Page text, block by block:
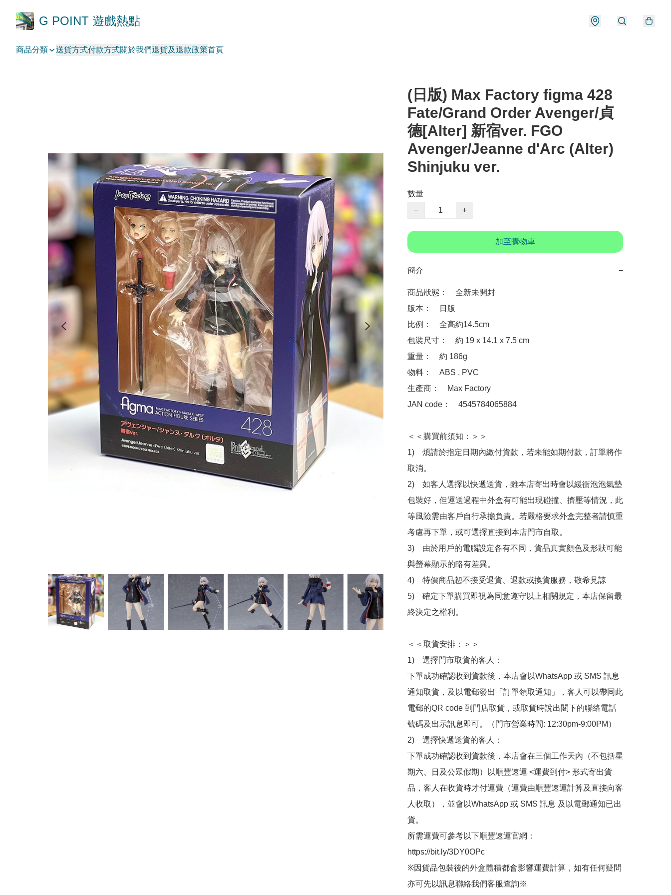
G POINT 遊戲熱點
商品分類 送貨方式付款方式關於我們退貨及退款政策首頁
(日版) Max Factory figma 428
Fate/Grand Order Avenger/貞
德[Alter] 新宿ver. FGO
Avenger/Jeanne d'Arc (Alter)
Shinjuku ver.
數量
−
+
加至購物車
簡介 −
商品狀態：　全新未開封
版本：　日版
比例：　全高約14.5cm
包裝尺寸：　約 19 x 14.1 x 7.5 cm
重量：　約 186g
物料：　ABS , PVC
生產商：　Max Factory
JAN code：　4545784065884
＜＜購買前須知：＞＞
1)　煩請於指定日期內繳付貨款，若未能如期付款，訂單將作
取消。
2)　如客人選擇以快遞送貨，雖本店寄出時會以緩衝泡泡氣墊
包裝好，但運送過程中外盒有可能出現碰撞、擠壓等情況，此
等風險需由客戶自行承擔負責。若嚴格要求外盒完整者請慎重
考慮再下單，或可選擇直接到本店門市自取。
3)　由於用戶的電腦設定各有不同，貨品真實顏色及形狀可能
與螢幕顯示的略有差異。
4)　特價商品恕不接受退貨、退款或換貨服務，敬希見諒
5)　確定下單購買即視為同意遵守以上相關規定，本店保留最
終決定之權利。
＜＜取貨安排：＞＞
1)　選擇門市取貨的客人：
下單成功確認收到貨款後，本店會以WhatsApp 或 SMS 訊息
通知取貨，及以電郵發出「訂單領取通知」，客人可以帶同此
電郵的QR code 到門店取貨，或取貨時說出閣下的聯絡電話
號碼及出示訊息即可。（門市營業時間: 12:30pm-9:00PM）
2)　選擇快遞送貨的客人：
下單成功確認收到貨款後，本店會在三個工作天內（不包括星
期六、日及公眾假期）以順豐速運 <運費到付> 形式寄出貨
品，客人在收貨時才付運費（運費由順豐速運計算及直接向客
人收取），並會以WhatsApp 或 SMS 訊息 及以電郵通知已出
貨。
所需運費可參考以下順豐速運官網：
https://bit.ly/3DY0OPc
※因貨品包裝後的外盒體積都會影響運費計算，如有任何疑問
亦可先以訊息聯絡我們客服查詢※